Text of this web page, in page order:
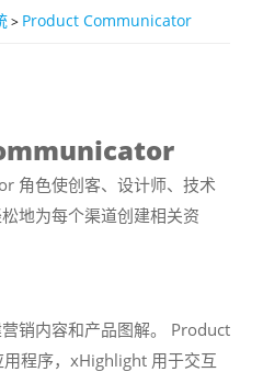
> Product Communicator
角色使创客、设计师、技术
地为每个渠道创建相关资
销内容和产品图解。 Product
程序，xHighlight 用于交互